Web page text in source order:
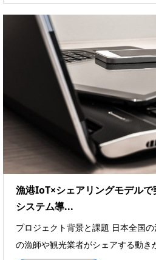
漁港IoT×シェアリングモデル
システム導...
プロジェクト背景と課題 日本全国
の漁師や観光業者がシェアする動き